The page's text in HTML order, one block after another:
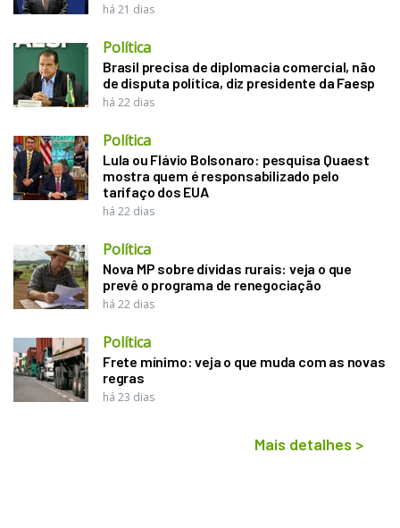
há 21 dias
Política
Brasil precisa de diplomacia comercial, não
de disputa política, diz presidente da Faesp
há 22 dias
Política
Lula ou Flávio Bolsonaro: pesquisa Quaest
mostra quem é responsabilizado pelo
tarifaço dos EUA
há 22 dias
Política
Nova MP sobre dívidas rurais: veja o que
prevê o programa de renegociação
há 22 dias
Política
Frete mínimo: veja o que muda com as novas
regras
há 23 dias
Mais detalhes >